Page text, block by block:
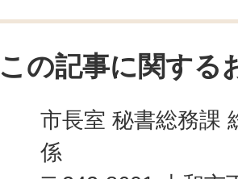
この記事に関する
市長室 秘書総務課
係